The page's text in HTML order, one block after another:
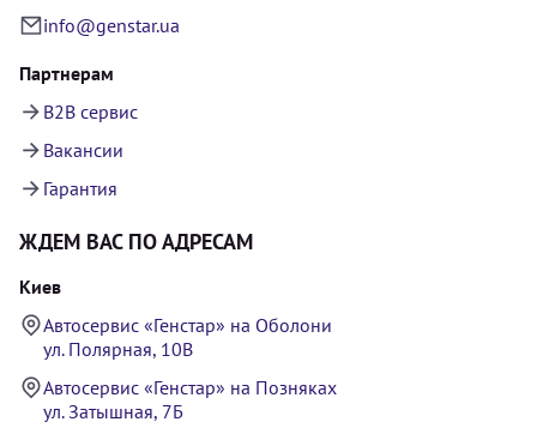
info@genstar.ua
Партнерам
B2B сервис
Вакансии
Гарантия
ЖДЕМ ВАС ПО АДРЕСАМ
Киев
Автосервис «Генстар» на Оболони
ул. Полярная, 10В
Автосервис «Генстар» на Позняках
ул. Затышная, 7Б